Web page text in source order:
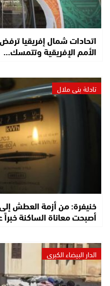
اتحادات شمال إفريقيا
الأمم الإفريقية وتتمسك…
تادلة بني ملال
خنيفرة: من أزمة العطش
أصبحت معاناة الساكنة خبراً
الدار البيضاء الكبرى